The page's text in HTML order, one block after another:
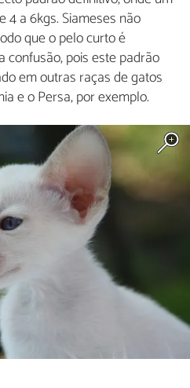
4 a 6kgs. Siameses não
que o pelo curto é
confusão, pois este padrão
em outras raças de gatos
e o Persa, por exemplo.